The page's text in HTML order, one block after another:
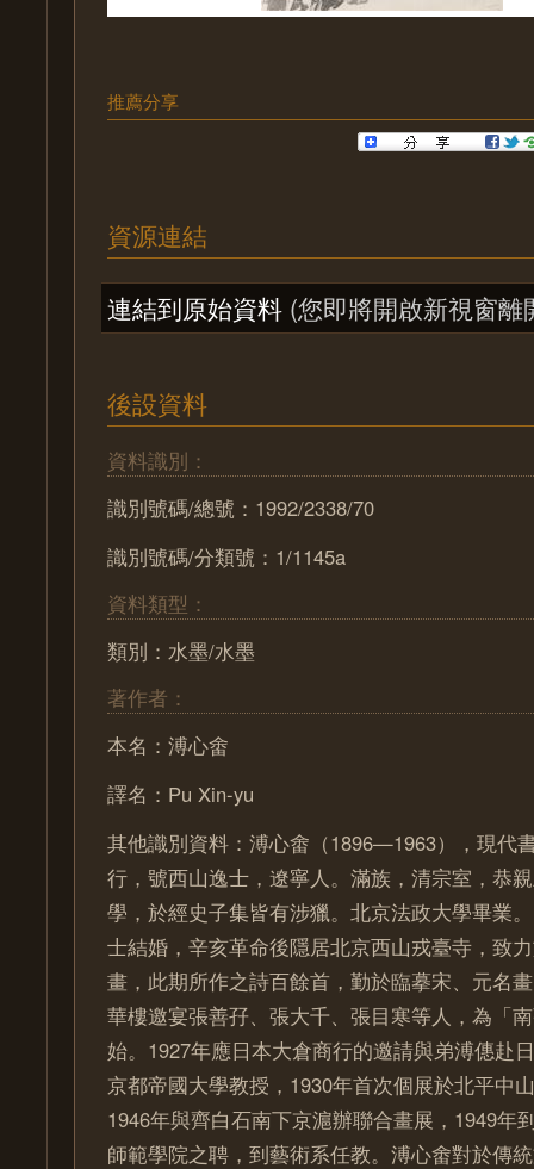
推薦分享
資源連結
連結到原始資料 (您即將開啟新視窗離
後設資料
資料識別：
識別號碼/總號：1992/2338/70
識別號碼/分類號：1/1145a
資料類型：
類別：水墨/水墨
著作者：
本名：溥心畬
譯名：Pu Xin-yu
其他識別資料：溥心畬（1896—1963），現代
行，號西山逸士，遼寧人。滿族，清宗室，恭
學，於經史子集皆有涉獵。北京法政大學畢業
士結婚，辛亥革命後隱居北京西山戎臺寺，致
畫，此期所作之詩百餘首，勤於臨摹宋、元名
華樓邀宴張善孖、張大千、張目寒等人，為「
始。1927年應日本大倉商行的邀請與弟溥僡赴
京都帝國大學教授，1930年首次個展於北平中
1946年與齊白石南下京滬辦聯合畫展，1949年
師範學院之聘，到藝術系任教。溥心畬對於傳